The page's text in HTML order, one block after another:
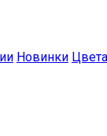
Новинки Цвета